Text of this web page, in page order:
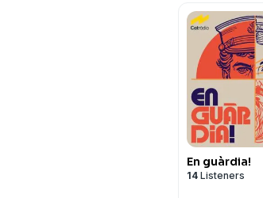
En guàrdia!
14 Listeners